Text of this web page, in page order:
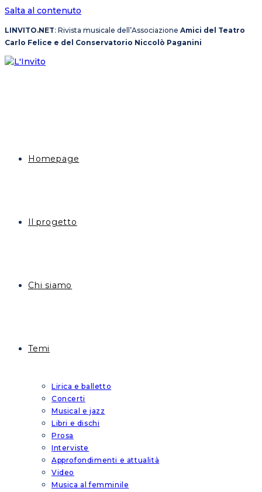
Salta al contenuto
LINVITO.NET: Rivista musicale dell’Associazione Amici del Teatro
Carlo Felice e del Conservatorio Niccolò Paganini
Homepage
Il progetto
Chi siamo
Temi
Lirica e balletto
Concerti
Musical e jazz
Libri e dischi
Prosa
Interviste
Approfondimenti e attualità
Video
Musica al femminile